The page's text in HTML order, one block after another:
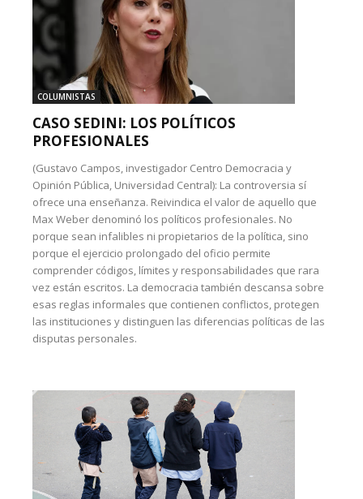
COLUMNISTAS
CASO SEDINI: LOS POLÍTICOS
PROFESIONALES
(Gustavo Campos, investigador Centro Democracia y
Opinión Pública, Universidad Central): La controversia sí
ofrece una enseñanza. Reivindica el valor de aquello que
Max Weber denominó los políticos profesionales. No
porque sean infalibles ni propietarios de la política, sino
porque el ejercicio prolongado del oficio permite
comprender códigos, límites y responsabilidades que rara
vez están escritos. La democracia también descansa sobre
esas reglas informales que contienen conflictos, protegen
las instituciones y distinguen las diferencias políticas de las
disputas personales.